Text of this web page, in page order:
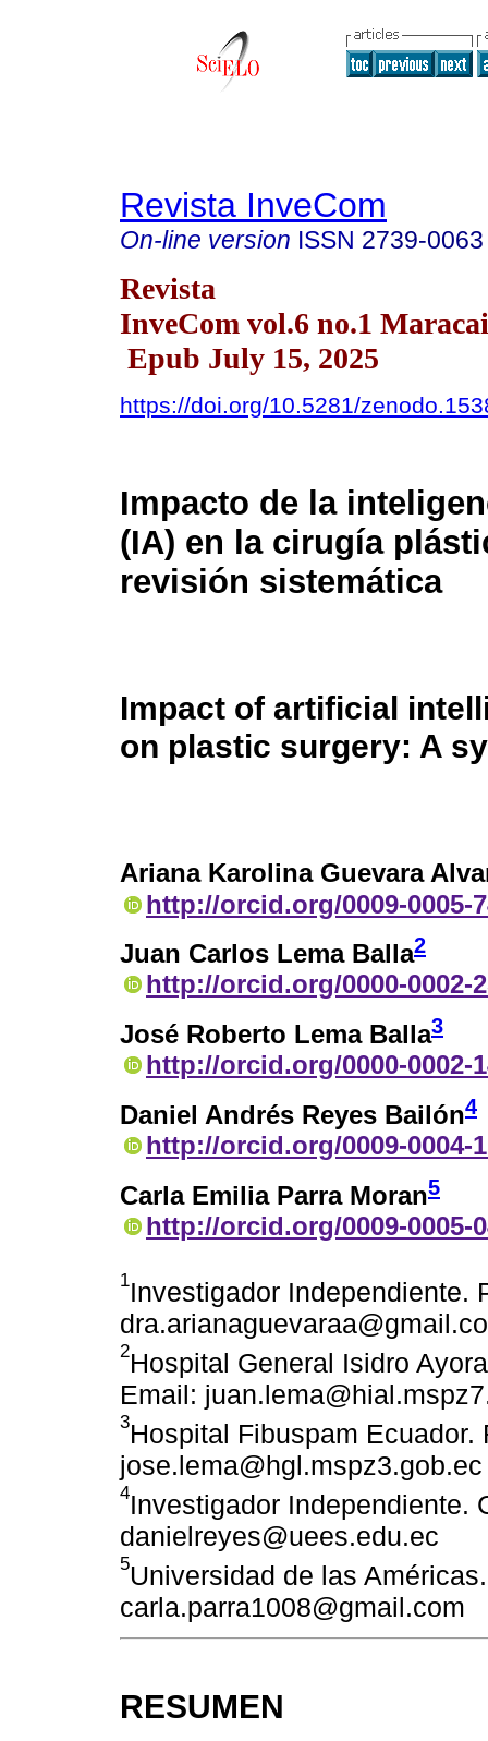
Revista InveCom
On-line version ISSN 2739-0063
Revista
InveCom vol.6 no.1
Epub July 15, 2025
https://doi.org/10.5281/
Impacto de la
(IA) en la cirugía
revisión sistemática
Impact of artificial
on plastic surgery: A
Ariana Karolina Guevara
http://orcid.org/0009-0005-
Juan Carlos Lema Balla2
http://orcid.org/0000-0002-
José Roberto Lema Balla3
http://orcid.org/0000-0002-
Daniel Andrés Reyes Bailón4
http://orcid.org/0009-0004-
Carla Emilia Parra Moran5
http://orcid.org/0009-0005-
1Investigador Independiente.
2Hospital General Isidro
Email:
3Hospital Fibuspam
jose.lema@hgl.mspz3.gob.ec
4Investigador Independiente.
danielreyes@uees.edu.ec
5Universidad de las
carla.parra1008@gmail.com
RESUMEN